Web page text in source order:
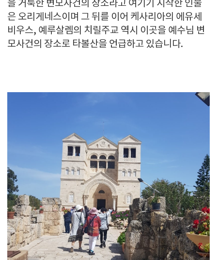
을 거룩한 변모사건의 장소라고 여기기 시작한 인물
은 오리게네스이며 그 뒤를 이어 케사리아의 에유세
비우스, 예루살렘의 치릴주교 역시 이곳을 예수님 변
모사건의 장소로 타볼산을 언급하고 있습니다.